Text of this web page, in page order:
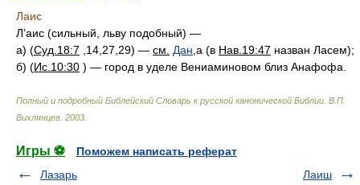
Лаис
Л’аис (сильный, льву подобный) —
а) (Суд.18:7 ,14,27,29) — см. Дан ,а (в Нав.19:47 назван Ласем);
б) (Ис.10:30 ) — город в уделе Вениаминовом близ Анафофа.
Полный и подробный Библейский Словарь к русской канонической Библии В.П.
Вихлянцев 2003
Игры ⚽
Поможем написать реферат
Лазарь
Лаиш